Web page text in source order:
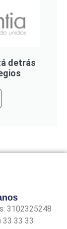
detrás
3102325248
33 33 33